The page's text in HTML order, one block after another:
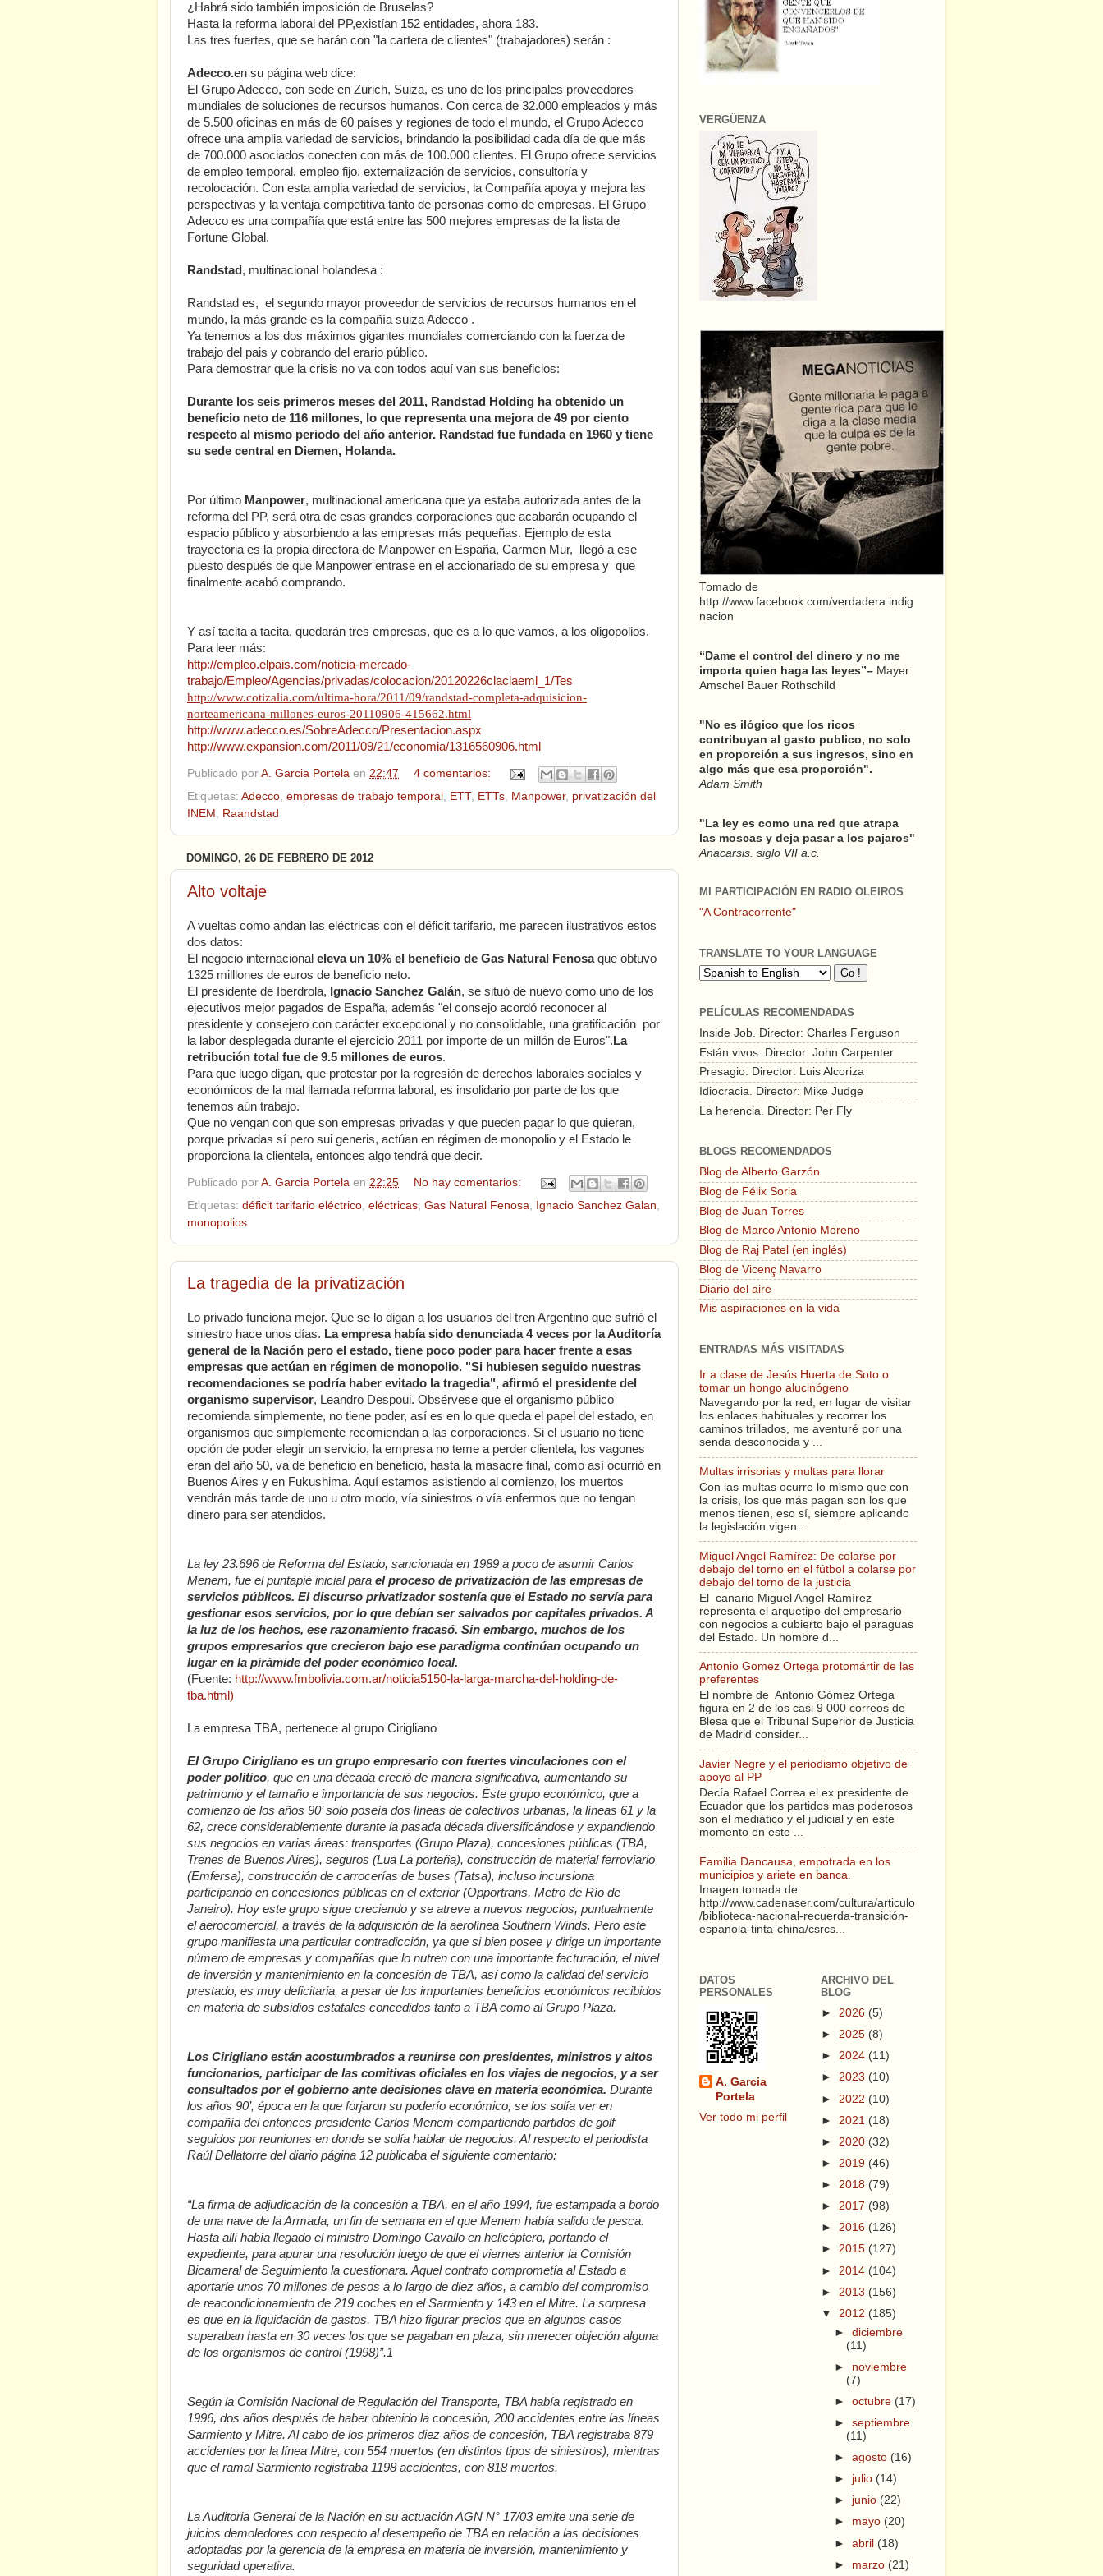
¿Habrá sido también imposición de Bruselas?
Hasta la reforma laboral del PP,existían 152 entidades, ahora 183.
Las tres fuertes, que se harán con "la cartera de clientes" (trabajadores) serán :
Adecco.en su página web dice:
El Grupo Adecco, con sede en Zurich, Suiza, es uno de los principales proveedores
mundiales de soluciones de recursos humanos. Con cerca de 32.000 empleados y más
de 5.500 oficinas en más de 60 países y regiones de todo el mundo, el Grupo Adecco
ofrece una amplia variedad de servicios, brindando la posibilidad cada día de que más
de 700.000 asociados conecten con más de 100.000 clientes. El Grupo ofrece servicios
de empleo temporal, empleo fijo, externalización de servicios, consultoría y
recolocación. Con esta amplia variedad de servicios, la Compañía apoya y mejora las
perspectivas y la ventaja competitiva tanto de personas como de empresas. El Grupo
Adecco es una compañía que está entre las 500 mejores empresas de la lista de
Fortune Global.
Randstad , multinacional holandesa :
Randstad es, el segundo mayor proveedor de servicios de recursos humanos en el
mundo, la más grande es la compañía suiza Adecco .
Ya tenemos a los dos máximos gigantes mundiales comerciando con la fuerza de
trabajo del pais y cobrando del erario público.
Para demostrar que la crisis no va con todos aquí van sus beneficios:
Durante los seis primeros meses del 2011, Randstad Holding ha obtenido un
beneficio neto de 116 millones, lo que representa una mejora de 49 por ciento
respecto al mismo periodo del año anterior. Randstad fue fundada en 1960 y tiene
su sede central en Diemen, Holanda.
Por último Manpower, multinacional americana que ya estaba autorizada antes de la
reforma del PP, será otra de esas grandes corporaciones que acabarán ocupando el
espacio público y absorbiendo a las empresas más pequeñas. Ejemplo de esta
trayectoria es la propia directora de Manpower en España, Carmen Mur, llegó a ese
puesto después de que Manpower entrase en el accionariado de su empresa y que
finalmente acabó comprando.
Y así tacita a tacita, quedarán tres empresas, que es a lo que vamos, a los oligopolios.
Para leer más:
http://empleo.elpais.com/noticia-mercado-
trabajo/Empleo/Agencias/privadas/colocacion/20120226claclaeml_1/Tes
http://www.cotizalia.com/ultima-hora/2011/09/randstad-completa-adquisicion-
norteamericana-millones-euros-20110906-415662.html
http://www.adecco.es/SobreAdecco/Presentacion.aspx
http://www.expansion.com/2011/09/21/economia/1316560906.html
Publicado por A. Garcia Portela en 22:47
4 comentarios:
Etiquetas: Adecco empresas de trabajo temporal ETT, ETTs Manpower, privatización del
INEM
Raandstad
DOMINGO, 26 DE FEBRERO DE 2012
Alto voltaje
A vueltas como andan las eléctricas con el déficit tarifario, me parecen ilustrativos estos
dos datos:
El negocio internacional eleva un 10% el beneficio de Gas Natural Fenosaque obtuvo
1325 milllones de euros de beneficio neto.
El presidente de Iberdrola, Ignacio Sanchez Galán, se situó de nuevo como uno de los
ejecutivos mejor pagados de España, además "el consejo acordó reconocer al
presidente y consejero con carácter excepcional y no consolidable, una gratificación por
la labor desplegada durante el ejercicio 2011 por importe de un millón de Euros". La
retribución total fue de 9.5 millones de euros.
Para que luego digan, que protestar por la regresión de derechos laborales sociales y
económicos de la mal llamada reforma laboral, es insolidario por parte de los que
tenemos aún trabajo.
Que no vengan con que son empresas privadas y que pueden pagar lo que quieran,
porque privadas sí pero sui generis, actúan en régimen de monopolio y el Estado le
proporciona la clientela, entonces algo tendrá que decir.
Publicado por A. Garcia Portela en 22:25
No hay comentarios:
Etiquetas: déficit tarifario eléctrico eléctricas Gas Natural Fenosa Ignacio Sanchez Galan
monopolios
La tragedia de la privatización
Lo privado funciona mejor. Que se lo digan a los usuarios del tren Argentino que sufrió el
siniestro hace unos días. La empresa había sido denunciada 4 veces por la Auditoría
general de la Nación pero el estado, tiene poco poder para hacer frente a esas
empresas que actúan en régimen de monopolio. "Si hubiesen seguido nuestras
recomendaciones se podría haber evitado la tragedia", afirmó el presidente del
organismo supervisor, Leandro Despoui. Obsérvese que el organismo público
recomienda simplemente, no tiene poder, así es en lo que queda el papel del estado, en
organismos que simplemente recomiendan a las corporaciones. Si el usuario no tiene
opción de poder elegir un servicio, la empresa no teme a perder clientela, los vagones
eran del año 50, va de beneficio en beneficio, hasta la masacre final, como así ocurrió en
Buenos Aires y en Fukushima. Aquí estamos asistiendo al comienzo, los muertos
vendrán más tarde de uno u otro modo, vía siniestros o vía enfermos que no tengan
dinero para ser atendidos.
La ley 23.696 de Reforma del Estado, sancionada en 1989 a poco de asumir Carlos
Menem, fue el puntapié inicial para el proceso de privatización de las empresas de
servicios públicos. El discurso privatizador sostenía que el Estado no servía para
gestionar esos servicios, por lo que debían ser salvados por capitales privados. A
la luz de los hechos, ese razonamiento fracasó. Sin embargo, muchos de los
grupos empresarios que crecieron bajo ese paradigma continúan ocupando un
lugar en la pirámide del poder económico local.
(Fuente: http://www.fmbolivia.com.ar/noticia5150-la-larga-marcha-del-holding-de-
tba.html)
La empresa TBA, pertenece al grupo Cirigliano
El Grupo Cirigliano es un grupo empresario con fuertes vinculaciones con el
poder político, que en una década creció de manera significativa, aumentando su
patrimonio y el tamaño e importancia de sus negocios. Éste grupo económico, que a
comienzo de los años 90’ solo poseía dos líneas de colectivos urbanas, la líneas 61 y la
62, crece considerablemente durante la pasada década diversificándose y expandiendo
sus negocios en varias áreas: transportes (Grupo Plaza), concesiones públicas (TBA,
Trenes de Buenos Aires), seguros (Lua La porteña), construcción de material ferroviario
(Emfersa), construcción de carrocerías de buses (Tatsa), incluso incursiona
participando en concesiones públicas en el exterior (Opportrans, Metro de Río de
Janeiro). Hoy este grupo sigue creciendo y se atreve a nuevos negocios, puntualmente
el aerocomercial, a través de la adquisición de la aerolínea Southern Winds. Pero este
grupo manifiesta una particular contradicción, ya que si bien posee y dirige un importante
número de empresas y compañías que lo nutren con una importante facturación, el nivel
de inversión y mantenimiento en la concesión de TBA, así como la calidad del servicio
prestado, es muy deficitaria, a pesar de los importantes beneficios económicos recibidos
en materia de subsidios estatales concedidos tanto a TBA como al Grupo Plaza.
Los Cirigliano están acostumbrados a reunirse con presidentes, ministros y altos
funcionarios, participar de las comitivas oficiales en los viajes de negocios, y a ser
consultados por el gobierno ante decisiones clave en materia económica. Durante
los años 90’, época en la que forjaron su poderío económico, se los solía ver en
compañía del entonces presidente Carlos Menem compartiendo partidos de golf
seguidos por reuniones en donde se solía hablar de negocios. Al respecto el periodista
Raúl Dellatorre del diario página 12 publicaba el siguiente comentario:
“La firma de adjudicación de la concesión a TBA, en el año 1994, fue estampada a bordo
de una nave de la Armada, un fin de semana en el que Menem había salido de pesca.
Hasta allí había llegado el ministro Domingo Cavallo en helicóptero, portando el
expediente, para apurar una resolución luego de que el viernes anterior la Comisión
Bicameral de Seguimiento la cuestionara. Aquel contrato comprometía al Estado a
aportarle unos 70 millones de pesos a lo largo de diez años, a cambio del compromiso
de reacondicionamiento de 219 coches en el Sarmiento y 143 en el Mitre. La sorpresa
es que en la liquidación de gastos, TBA hizo figurar precios que en algunos casos
superaban hasta en 30 veces los que se pagaban en plaza, sin merecer objeción alguna
de los organismos de control (1998)”.1
Según la Comisión Nacional de Regulación del Transporte, TBA había registrado en
1996, dos años después de haber obtenido la concesión, 200 accidentes entre las líneas
Sarmiento y Mitre. Al cabo de los primeros diez años de concesión, TBA registraba 879
accidentes por la línea Mitre, con 554 muertos (en distintos tipos de siniestros), mientras
que el ramal Sarmiento registraba 1198 accidentes, con 818 muertos.
La Auditoria General de la Nación en su actuación AGN N° 17/03 emite una serie de
juicios demoledores con respecto al desempeño de TBA en relación a las decisiones
adoptadas por la gerencia de la empresa en materia de inversión, mantenimiento y
seguridad operativa.
VERGÜENZA
Tomado de
http://www.facebook.com/verdadera.indig
nacion
“Dame el control del dinero y no me
importa quien haga las leyes”– Mayer
Amschel Bauer Rothschild
"No es ilógico que los ricos
contribuyan al gasto publico, no solo
en proporción a sus ingresos, sino en
algo más que esa proporción".
Adam Smith
"La ley es como una red que atrapa
las moscas y deja pasar a los pajaros"
Anacarsis. siglo VII a.c.
MI PARTICIPACIÓN EN RADIO OLEIROS
"A Contracorrente"
TRANSLATE TO YOUR LANGUAGE
PELÍCULAS RECOMENDADAS
Inside Job. Director: Charles Ferguson
Están vivos. Director: John Carpenter
Presagio. Director: Luis Alcoriza
Idiocracia. Director: Mike Judge
La herencia. Director: Per Fly
BLOGS RECOMENDADOS
Blog de Alberto Garzón
Blog de Félix Soria
Blog de Juan Torres
Blog de Marco Antonio Moreno
Blog de Raj Patel (en inglés)
Blog de Vicenç Navarro
Diario del aire
Mis aspiraciones en la vida
ENTRADAS MÁS VISITADAS
Ir a clase de Jesús Huerta de Soto o
tomar un hongo alucinógeno
Navegando por la red, en lugar de visitar
los enlaces habituales y recorrer los
caminos trillados, me aventuré por una
senda desconocida y ...
Multas irrisorias y multas para llorar
Con las multas ocurre lo mismo que con
la crisis, los que más pagan son los que
menos tienen, eso sí, siempre aplicando
la legislación vigen...
Miguel Angel Ramírez: De colarse por
debajo del torno en el fútbol a colarse por
debajo del torno de la justicia
El canario Miguel Angel Ramírez
representa el arquetipo del empresario
con negocios a cubierto bajo el paraguas
del Estado. Un hombre d...
Antonio Gomez Ortega protomártir de las
preferentes
El nombre de Antonio Gómez Ortega
figura en 2 de los casi 9 000 correos de
Blesa que el Tribunal Superior de Justicia
de Madrid consider...
Javier Negre y el periodismo objetivo de
apoyo al PP
Decía Rafael Correa el ex presidente de
Ecuador que los partidos mas poderosos
son el mediático y el judicial y en este
momento en este ...
Familia Dancausa, empotrada en los
municipios y ariete en banca.
Imagen tomada de:
http://www.cadenaser.com/cultura/articulo
/biblioteca-nacional-recuerda-transición-
espanola-tinta-china/csrcs...
DATOS
PERSONALES
A. Garcia
Portela
Ver todo mi perfil
ARCHIVO DEL
BLOG
► 2026 (5)
► 2025 (8)
► 2024 (11)
► 2023 (10)
► 2022 (10)
► 2021 (18)
► 2020 (32)
► 2019 (46)
► 2018 (79)
► 2017 (98)
► 2016 (126)
► 2015 (127)
► 2014 (104)
► 2013 (156)
▼ 2012 (185)
►diciembre
(11)
► noviembre
(7)
►octubre (17)
►septiembre
(11)
►agosto (16)
► julio (14)
► junio (22)
► mayo (20)
►abril (18)
► marzo (21)